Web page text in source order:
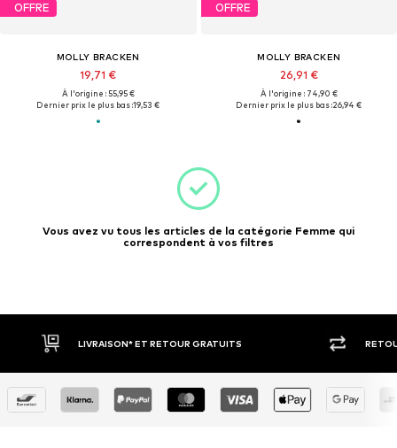
OFFRE
MOLLY BRACKEN
19,71 €
À l'origine : 55,95 €
Dernier prix le plus bas :19,53 €
OFFRE
MOLLY BRACKEN
26,91 €
À l'origine : 74,90 €
Dernier prix le plus bas :26,94 €
Vous avez vu tous les articles de la catégorie Femme qui
correspondent à vos filtres
RETOUR SOUS 30 JOURS